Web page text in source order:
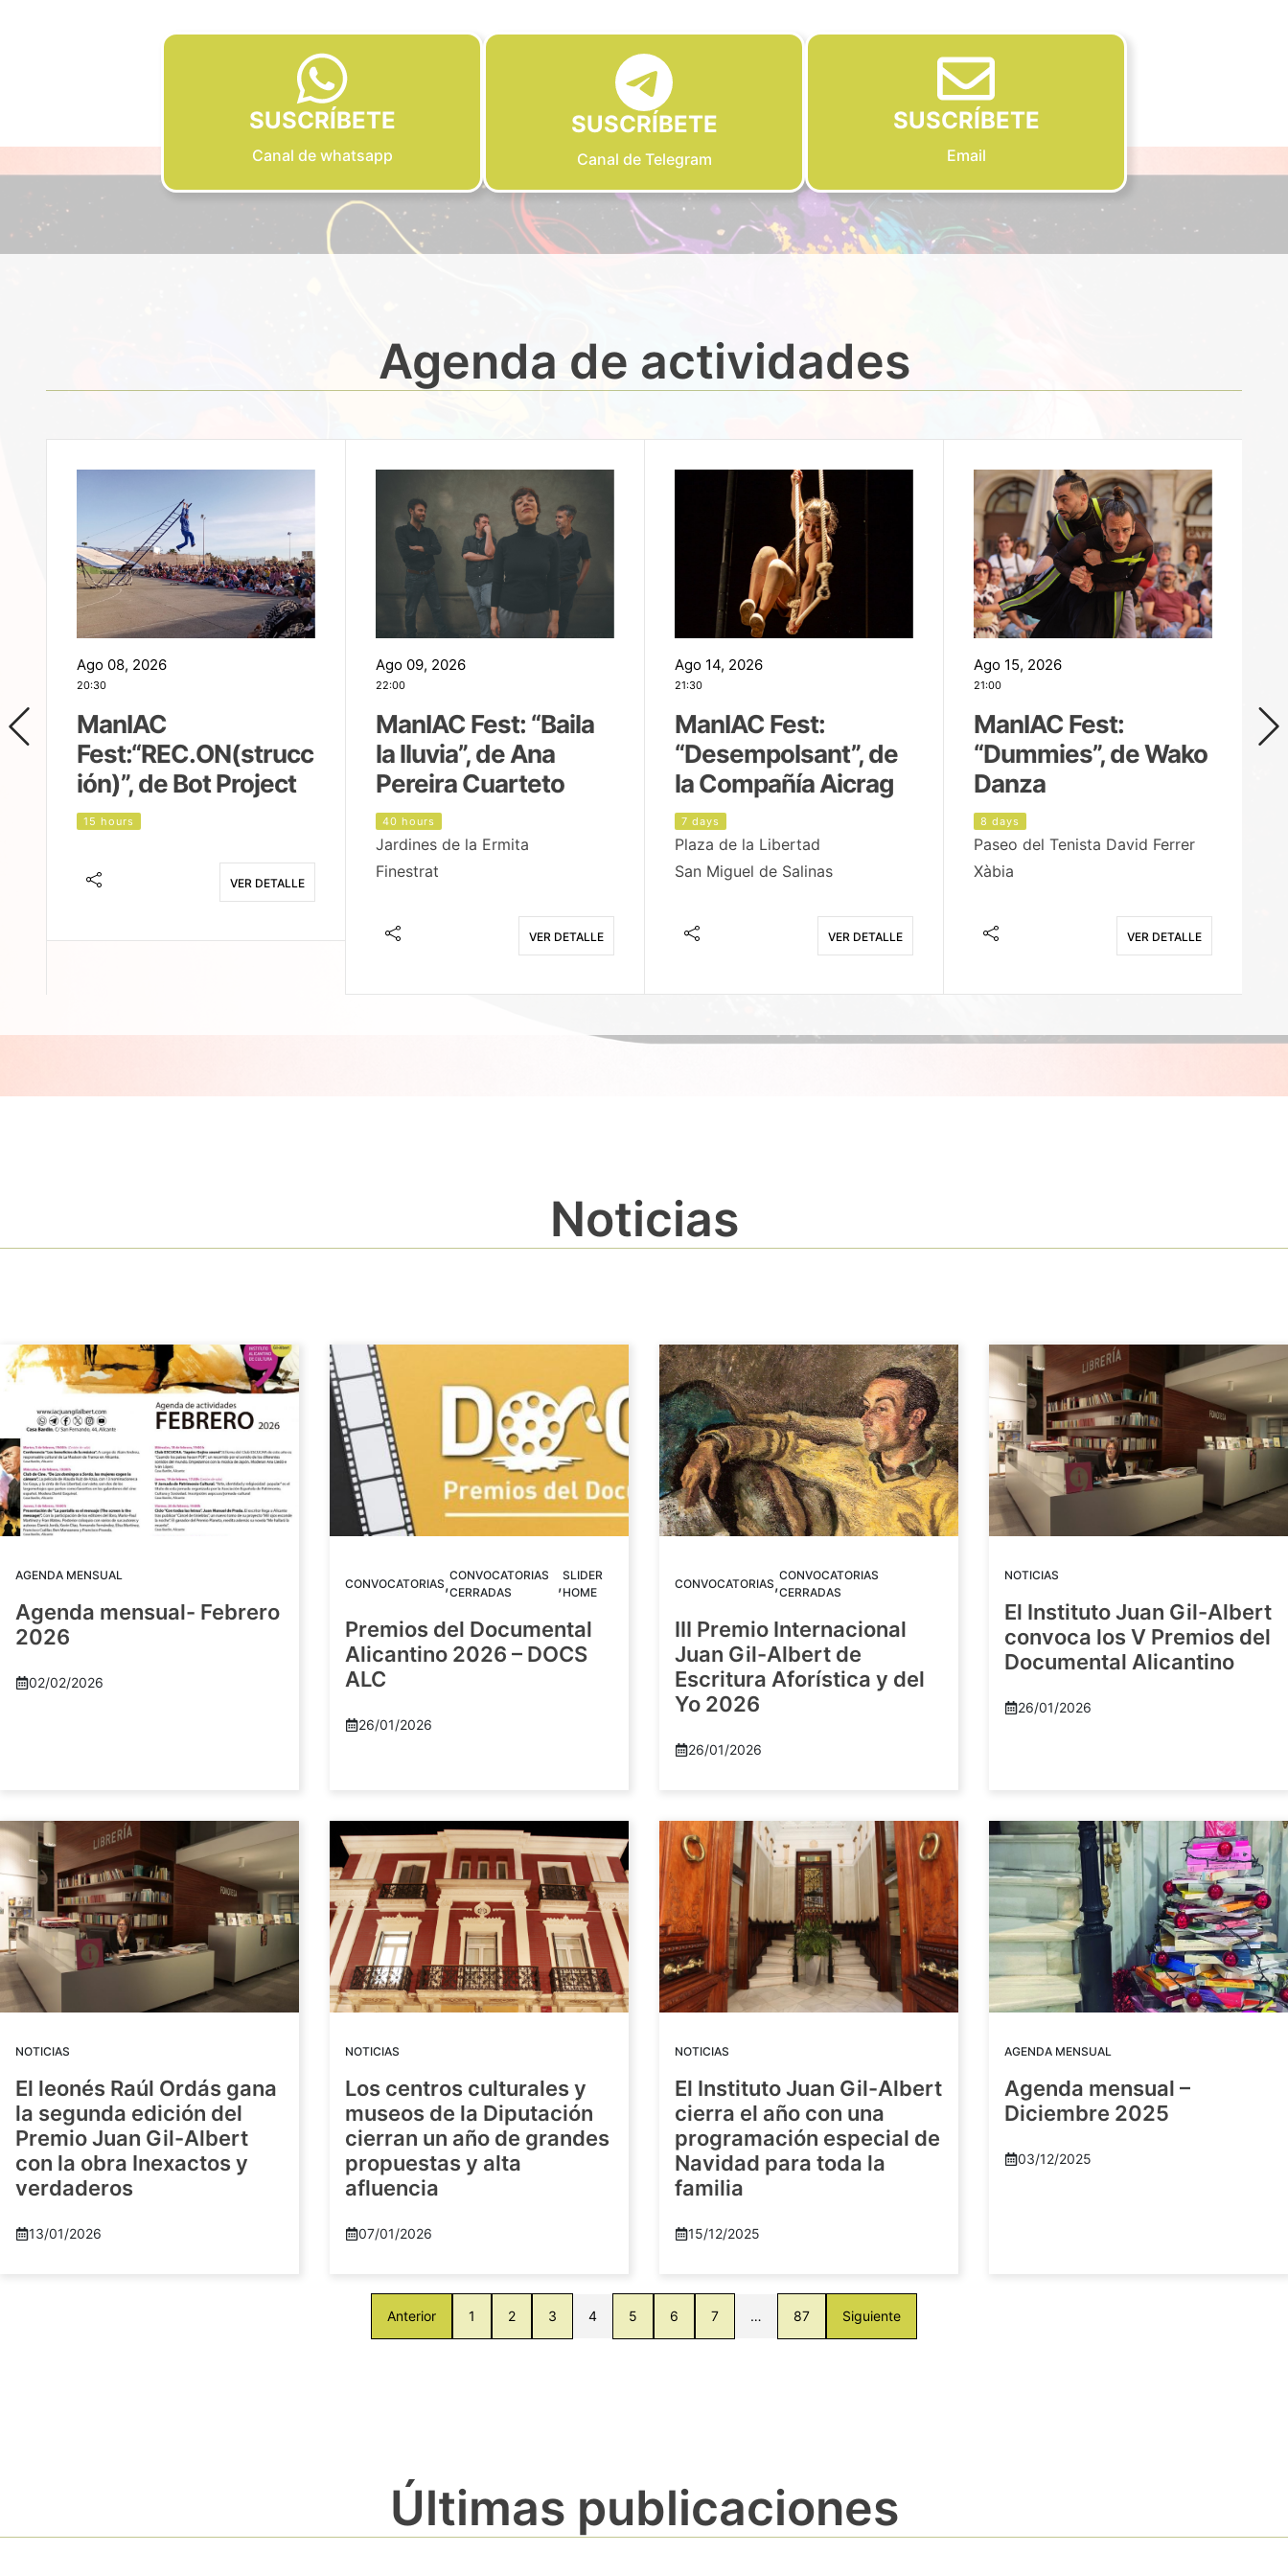
SUSCRÍBETE
Canal de whatsapp
SUSCRÍBETE
Canal de Telegram
SUSCRÍBETE
Email
Agenda de actividades
Ago 08, 2026
20:30
ManIAC
Fest:“REC.ON(strucc
ión)”, de Bot Project
15 hours
VER DETALLE
Ago 09, 2026
22:00
ManIAC Fest: “Baila
la lluvia”, de Ana
Pereira Cuarteto
40 hours
Jardines de la Ermita
Finestrat
VER DETALLE
Ago 14, 2026
21:30
ManIAC Fest:
“Desempolsant”, de
la Compañía Aicrag
7 days
Plaza de la Libertad
San Miguel de Salinas
VER DETALLE
Ago 15, 2026
21:00
ManIAC Fest:
“Dummies”, de Wako
Danza
8 days
Paseo del Tenista David Ferrer
Xàbia
VER DETALLE
Noticias
AGENDA MENSUAL
Agenda mensual- Febrero
2026
02/02/2026
CONVOCATORIAS,CONVOCATORIAS
CERRADAS
,SLIDER
HOME
Premios del Documental
Alicantino 2026 – DOCS
ALC
26/01/2026
CONVOCATORIAS,CONVOCATORIAS
CERRADAS
III Premio Internacional
Juan Gil-Albert de
Escritura Aforística y del
Yo 2026
26/01/2026
NOTICIAS
El Instituto Juan Gil-Albert
convoca los V Premios del
Documental Alicantino
26/01/2026
NOTICIAS
El leonés Raúl Ordás gana
la segunda edición del
Premio Juan Gil-Albert
con la obra Inexactos y
verdaderos
13/01/2026
NOTICIAS
Los centros culturales y
museos de la Diputación
cierran un año de grandes
propuestas y alta
afluencia
07/01/2026
NOTICIAS
El Instituto Juan Gil-Albert
cierra el año con una
programación especial de
Navidad para toda la
familia
15/12/2025
AGENDA MENSUAL
Agenda mensual –
Diciembre 2025
03/12/2025
Anterior 1 2 3 4 5 6 7 … 87 Siguiente
Últimas publicaciones